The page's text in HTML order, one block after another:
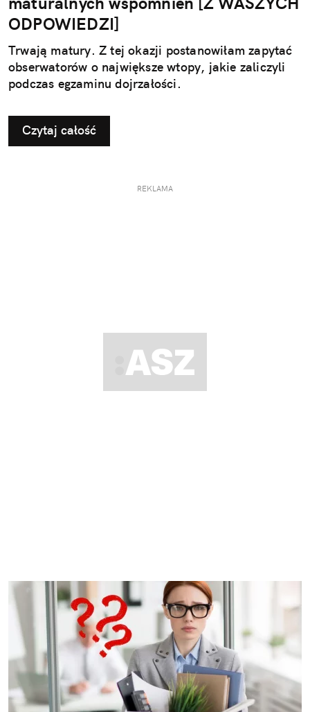
ODPOWIEDZI]
Trwają matury. Z tej okazji postanowiłam zapytać
obserwatorów o największe wtopy, jakie zaliczyli
podczas egzaminu dojrzałości.
Czytaj całość
REKLAMA